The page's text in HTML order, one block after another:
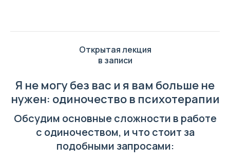
Открытая лекция
в записи
Я не могу без вас и я вам больше не
нужен: одиночество в психотерапии
Обсудим основные сложности в работе
с одиночеством, и что стоит за
подобными запросами: